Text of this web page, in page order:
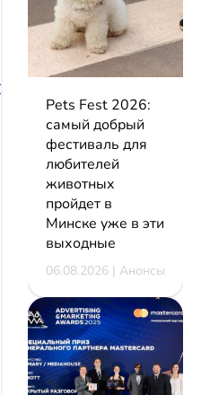
106, оф.
Pets Fest 2026:
самый добрый
фестиваль для
любителей
животных
пройдет в
Минске уже в эти
выходные
06.08.2026 | Анонсы